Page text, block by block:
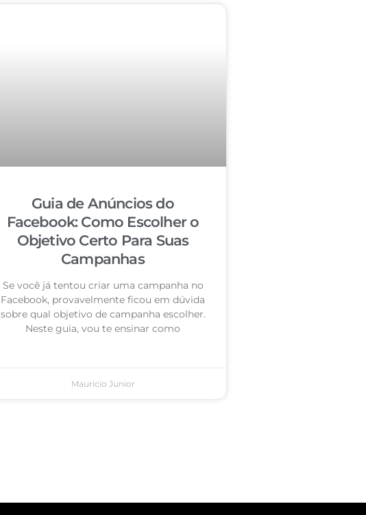
Guia de Anúncios do
Facebook: Como Escolher o
Objetivo Certo Para Suas
Campanhas
Se você já tentou criar uma campanha no
Facebook, provavelmente ficou em dúvida
sobre qual objetivo de campanha escolher.
Neste guia, vou te ensinar como
Mauricio Junior